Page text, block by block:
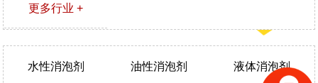
更多行业 +
水性消泡剂 油性消泡剂 液体消泡剂